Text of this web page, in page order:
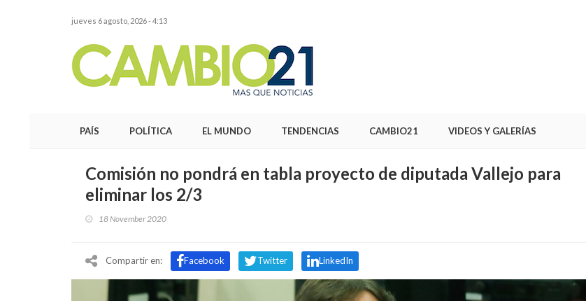
jueves 6 agosto, 2026 - 4:13
PAÍS POLÍTICA EL MUNDO TENDENCIAS CAMBIO21 VIDEOS Y GALERÍAS
Comisión no pondrá en tabla proyecto de diputada Vallejo para
eliminar los 2/3
18 November 2020
Compartir en: Facebook Twitter LinkedIn